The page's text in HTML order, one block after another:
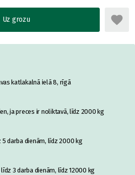
Uz grozu
katlakalnā ielā 8, rīgā
ja preces ir noliktavā, līdz 2000 kg
darba dienām, līdz 2000 kg
3 darba dienām, līdz 12000 kg